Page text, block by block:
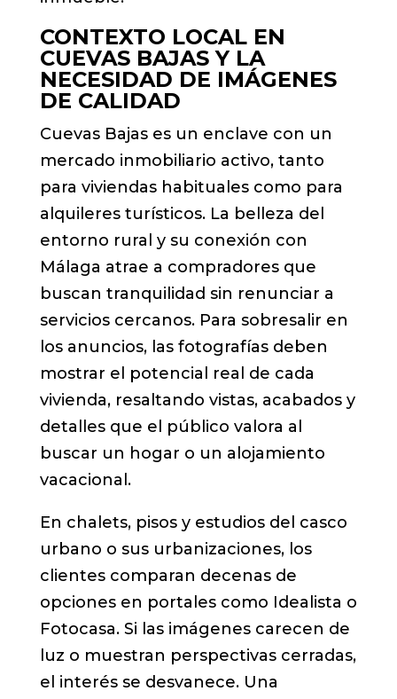
CONTEXTO LOCAL EN
CUEVAS BAJAS Y LA
NECESIDAD DE IMÁGENES
DE CALIDAD
Cuevas Bajas es un enclave con un
mercado inmobiliario activo, tanto
para viviendas habituales como para
alquileres turísticos. La belleza del
entorno rural y su conexión con
Málaga atrae a compradores que
buscan tranquilidad sin renunciar a
servicios cercanos. Para sobresalir en
los anuncios, las fotografías deben
mostrar el potencial real de cada
vivienda, resaltando vistas, acabados y
detalles que el público valora al
buscar un hogar o un alojamiento
vacacional.
En chalets, pisos y estudios del casco
urbano o sus urbanizaciones, los
clientes comparan decenas de
opciones en portales como Idealista o
Fotocasa. Si las imágenes carecen de
luz o muestran perspectivas cerradas,
el interés se desvanece. Una